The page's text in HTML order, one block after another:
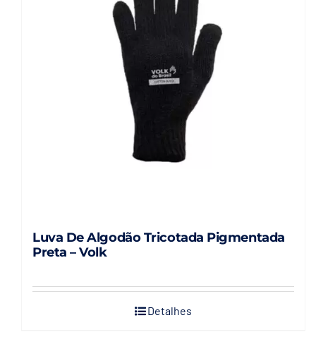
Luva De Algodão Tricotada Pigmentada
Preta – Volk
Detalhes